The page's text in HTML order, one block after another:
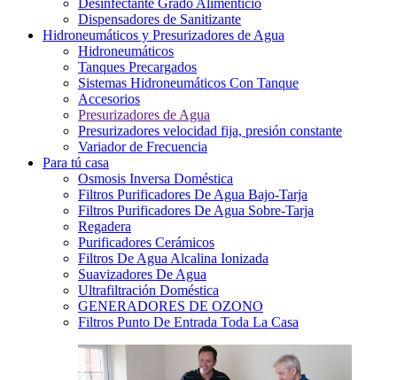
Desinfectante Grado Alimenticio
Dispensadores de Sanitizante
Hidroneumáticos y Presurizadores de Agua
Hidroneumáticos
Tanques Precargados
Sistemas Hidroneumáticos Con Tanque
Accesorios
Presurizadores de Agua
Presurizadores velocidad fija, presión constante
Variador de Frecuencia
Para tú casa
Osmosis Inversa Doméstica
Filtros Purificadores De Agua Bajo-Tarja
Filtros Purificadores De Agua Sobre-Tarja
Regadera
Purificadores Cerámicos
Filtros De Agua Alcalina Ionizada
Suavizadores De Agua
Ultrafiltración Doméstica
GENERADORES DE OZONO
Filtros Punto De Entrada Toda La Casa